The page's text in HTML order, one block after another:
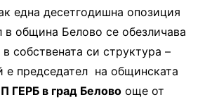
една десетгодишна опозиция
в община Белово се обезличава
собствената си структура –
е председател на общинската
ГЕРБ в град Белово още от